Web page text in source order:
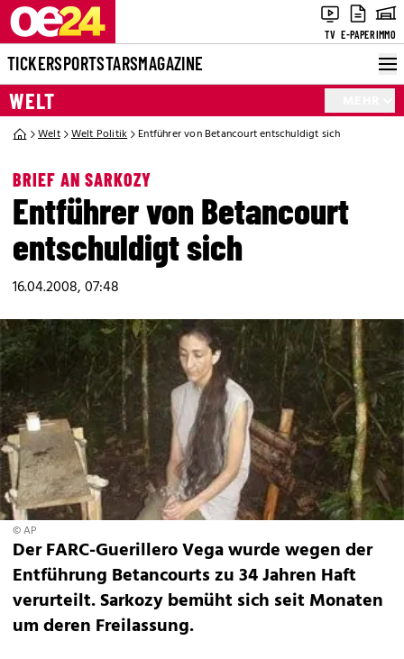
TV E-PAPERIMMO
TICKERSPORTSTARSMAGAZINE
WELT
Welt Welt Politik Entführer von Betancourt entschuldigt sich
BRIEF AN SARKOZY
Entführer von Betancourt
entschuldigt sich
16.04.2008, 07:48
© AP
Der FARC-Guerillero Vega wurde wegen der
Entführung Betancourts zu 34 Jahren Haft
verurteilt. Sarkozy bemüht sich seit Monaten
um deren Freilassung.